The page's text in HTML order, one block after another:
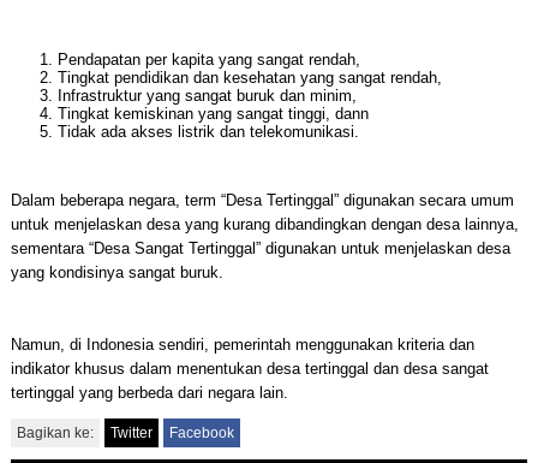
Pendapatan per kapita yang sangat rendah,
Tingkat pendidikan dan kesehatan yang sangat rendah,
Infrastruktur yang sangat buruk dan minim,
Tingkat kemiskinan yang sangat tinggi, dann
Tidak ada akses listrik dan telekomunikasi.
Dalam beberapa negara, term “Desa Tertinggal” digunakan secara umum
untuk menjelaskan desa yang kurang dibandingkan dengan desa lainnya,
sementara “Desa Sangat Tertinggal” digunakan untuk menjelaskan desa
yang kondisinya sangat buruk.
Namun, di Indonesia sendiri, pemerintah menggunakan kriteria dan
indikator khusus dalam menentukan desa tertinggal dan desa sangat
tertinggal yang berbeda dari negara lain.
Bagikan ke: Twitter Facebook